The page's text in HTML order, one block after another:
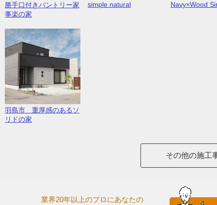
勝手口付きパントリー家
事楽の家
simple natural Navy×Wood
羽島市 重厚感のあるソ
リドの家
その他の施工
業界20年以上のプロにあなたの